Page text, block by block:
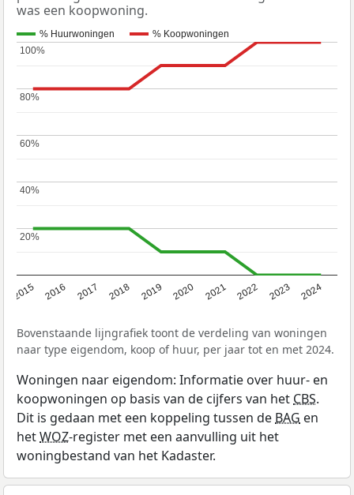
was een koopwoning.
% Huurwoningen % Koopwoningen
2015 2016 2017 2018 2019 2020 2021 2022 2023 2024
20%
20%
40%
40%
60%
60%
80%
80%
100%
100%
Bovenstaande lijngrafiek toont de verdeling van woningen
naar type eigendom, koop of huur, per jaar tot en met 2024.
Woningen naar eigendom: Informatie over huur- en
koopwoningen op basis van de cijfers van het CBS.
Dit is gedaan met een koppeling tussen de BAG en
hetWOZ-register met een aanvulling uit het
woningbestand van het Kadaster.